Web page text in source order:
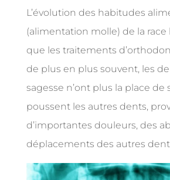
L’évolution des habitudes
(alimentation molle) de la
que les traitements
de plus en plus souvent, les
sagesse n’ont plus la place de
poussent les autres dents,
d’importantes douleurs, des
déplacements des autres